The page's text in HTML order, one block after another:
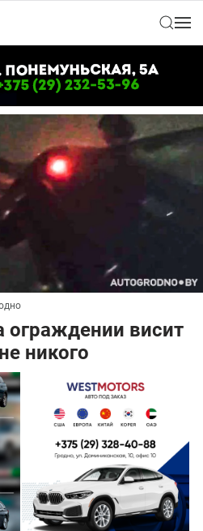
ограждении висит
никого